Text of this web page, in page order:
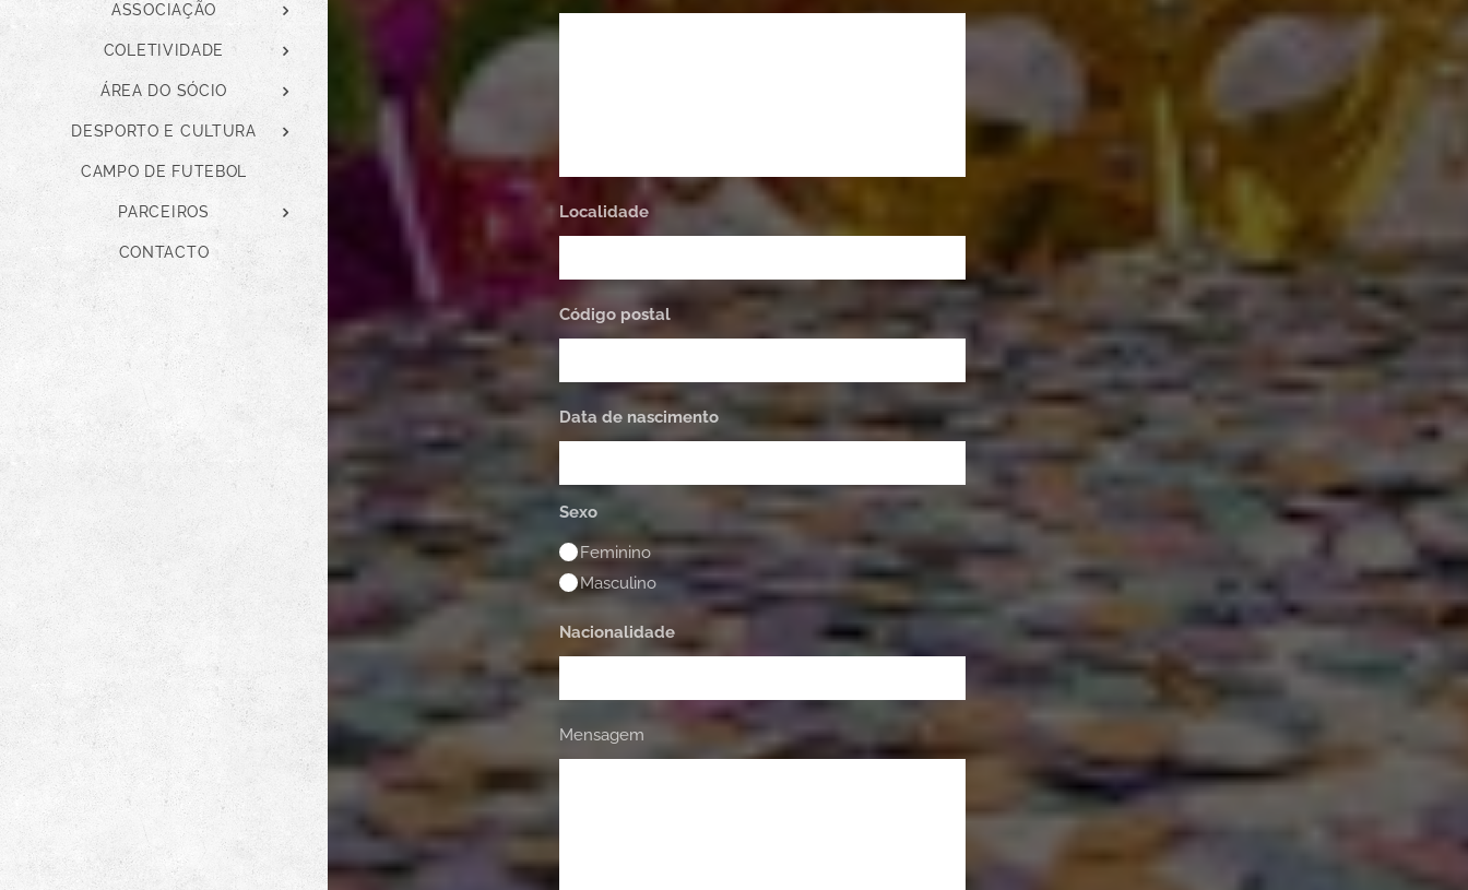
ASSOCIAÇÃO
COLETIVIDADE
ÁREA DO SÓCIO
DESPORTO E CULTURA
CAMPO DE FUTEBOL
PARCEIROS
CONTACTO
Localidade
Código postal
Data de nascimento
Sexo
Feminino
Masculino
Nacionalidade
Mensagem